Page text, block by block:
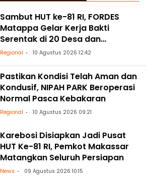
Sambut HUT ke-81 RI, FORDES
Matappa Gelar Kerja Bakti
Serentak di 20 Desa dan
Kelurahan
Regional 10 Agustus 2026 12:42
Pastikan Kondisi Telah Aman dan
Kondusif, NIPAH PARK Beroperasi
Normal Pasca Kebakaran
Regional 10 Agustus 2026 09:21
Karebosi Disiapkan Jadi Pusat
HUT Ke-81 RI, Pemkot Makassar
Matangkan Seluruh Persiapan
News 09 Agustus 2026 10:15